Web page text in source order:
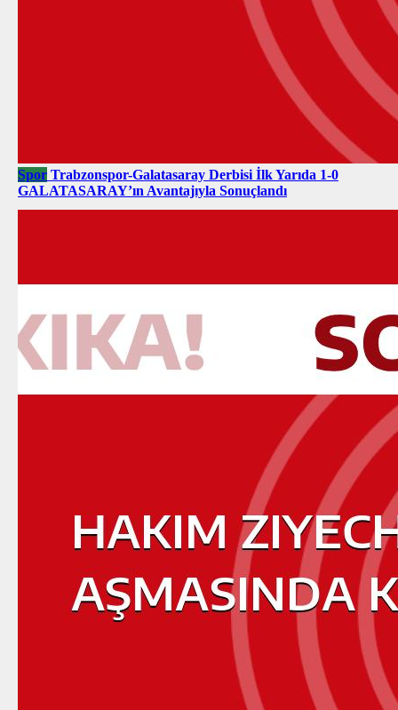
Spor Trabzonspor-Galatasaray Derbisi İlk Yarıda 1-0
GALATASARAY’ın Avantajıyla Sonuçlandı